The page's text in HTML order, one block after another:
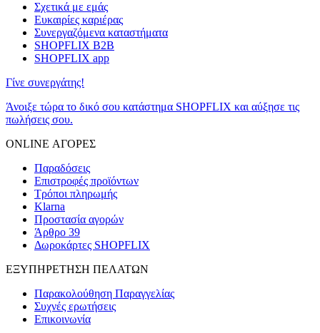
Σχετικά με εμάς
Ευκαιρίες καριέρας
Συνεργαζόμενα καταστήματα
SHOPFLIX B2B
SHOPFLIX app
Γίνε συνεργάτης!
Άνοιξε τώρα το δικό σου κατάστημα SHOPFLIX και αύξησε τις
πωλήσεις σου.
ONLINE ΑΓΟΡΕΣ
Παραδόσεις
Επιστροφές προϊόντων
Τρόποι πληρωμής
Klarna
Προστασία αγορών
Άρθρο 39
Δωροκάρτες SHOPFLIX
ΕΞΥΠΗΡΕΤΗΣΗ ΠΕΛΑΤΩΝ
Παρακολούθηση Παραγγελίας
Συχνές ερωτήσεις
Επικοινωνία